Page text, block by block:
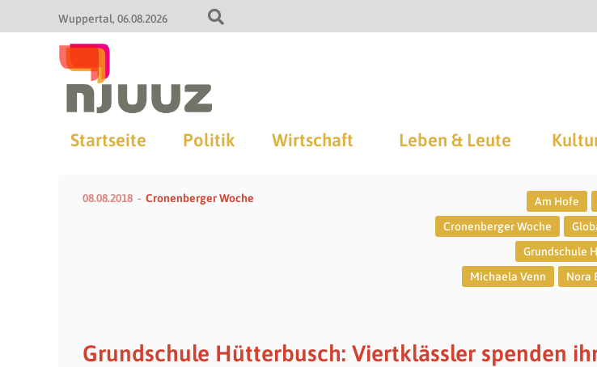
Wuppertal 06.08.2026
Startseite Politik Wirtschaft Leben & Leute
08.08.2018 Cronenberger Woche Am Hofe
Cronenberger Woche
Grundschule
Michaela Venn
Nora
Grundschule Hütterbusch: Viertklässler spenden